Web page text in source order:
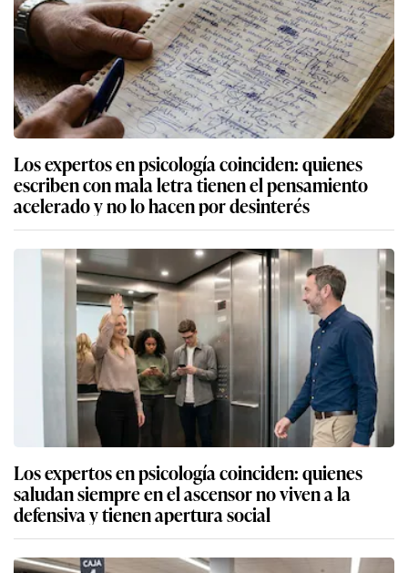
Los expertos en psicología coinciden: quienes
escriben con mala letra tienen el pensamiento
acelerado y no lo hacen por desinterés
Los expertos en psicología coinciden: quienes
saludan siempre en el ascensor no viven a la
defensiva y tienen apertura social